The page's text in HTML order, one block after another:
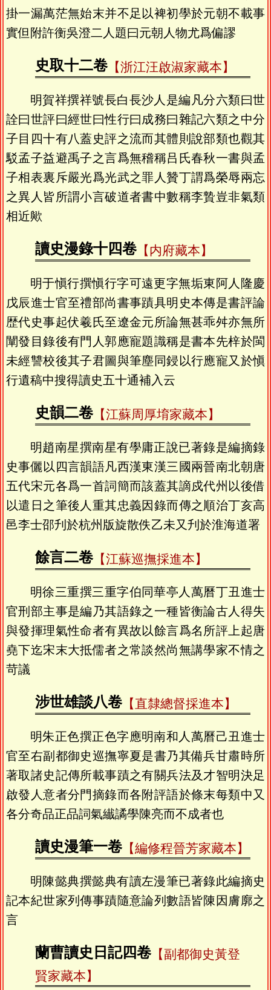
掛一漏萬茫無始末并不足以裨初學於元朝不載事
實但附許衡吳澄二人題曰元朝人物尤爲偏謬
史取十二卷【浙江汪啟淑家藏本】
明賀祥撰祥號長白長沙人是編凡分六類曰世
詮曰世評曰經世曰性行曰成務曰雜記六類之中分
子目四十有八蓋史評之流而其體則說部類也觀其
駁孟子益避禹子之言爲無稽稱吕氏春秋一書與孟
子相表裏斥嚴光爲光武之罪人贊丁謂爲榮辱兩忘
之異人皆所謂小言破道者書中數稱李贄豈非氣類
相近歟
讀史漫錄十四卷【内府藏本】
明于愼行撰愼行字可遠更字無垢東阿人隆慶
戊辰進士官至禮部尚書事蹟具明史本傳是書評論
歴代史事起伏羲氏至遼金元所論無甚乖舛亦無所
闡發目錄後有門人郭應寵題識稱是書本先梓於閩
未經讐校後其子君圖與筆塵同鋟以行應寵又於愼
行遺稿中搜得讀史五十通補入云
史韻二卷【江蘇周厚堉家藏本】
明趙南星撰南星有學庸正說已著錄是編摘錄
史事儷以四言韻語凡西漢東漢三國兩晉南北朝唐
五代宋元各爲一首詞簡而該蓋其謫戍代州以後借
以遣日之筆後人重其忠義因錄而傳之順治丁亥高
邑李士邵刋於杭州版旋散佚乙未又刋於淮海道署
餘言二卷【江蘇巡撫採進本】
明徐三重撰三重字伯同華亭人萬曆丁丑進士
官刑部主事是編乃其語錄之一種皆衡論古人得失
與發揮理氣性命者有異故以餘言爲名所評上起唐
堯下迄宋末大抵儒者之常談然尚無講學家不情之
苛議
涉世雄談八卷【直隸總督採進本】
明朱正色撰正色字應明南和人萬曆己丑進士
官至右副都御史巡撫寧夏是書乃其備兵甘肅時所
著取諸史記傳所載事蹟之有關兵法及才智明決足
啟發人意者分門摘錄而各附評語於條末每類中又
各分奇品正品詞氣纎譎學陳亮而不成者也
讀史漫筆一卷【編修程晉芳家藏本】
明陳懿典撰懿典有讀左漫筆已著錄此編摘史
記本紀世家列傳事蹟隨意論列數語皆陳因膚廓之
言
蘭曹讀史日記四卷【副都御史黃登
賢家藏本】